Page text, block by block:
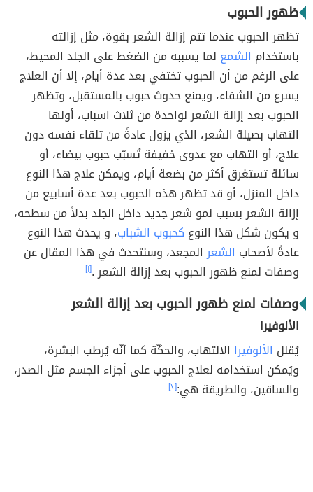
ظهور الحبوب
تظهر الحبوب عندما تتم إزالة الشعر بقوة، مثل إزالته
باستخدام الشمع لما يسببه من الضغط على الجلد المحيط،
على الرغم من أن الحبوب تختفي بعد عدة أيام، إلا أن العلاج
يسرع من الشفاء، ويمنع حدوث حبوب بالمستقبل، وتظهر
الحبوب بعد إزالة الشعر لواحدة من ثلاث اسباب، أولها
التهاب بصيلة الشعر، الذي يزول عادةً من تلقاء نفسه دون
علاج، أو التهاب مع عدوى خفيفة تُسبّب حبوب بيضاء، أو
سائلة تستغرق أكثر من بضعة أيام، ويمكن علاج هذا النوع
داخل المنزل، أو قد تظهر هذه الحبوب بعد عدة أسابيع من
إزالة الشعر بسبب نمو شعر جديد داخل الجلد بدلاً من سطحه،
و يكون شكل هذا النوع كحبوب الشباب، و يحدث هذا النوع
عادةً لأصحاب الشعرالمجعد، وسنتحدث في هذا المقال عن
وصفات لمنع ظهور الحبوب بعد إزالة الشعر .[١]
وصفات لمنع ظهور الحبوب بعد إزالة الشعر
الألوفيرا
يُقلل الألوفيرا الالتهاب، والحكّة كما أنّه يُرطب البشرة،
ويُمكن استخدامه لعلاج الحبوب على أجزاء الجسم مثل الصدر،
والساقين، والطريقة هي:[٢]